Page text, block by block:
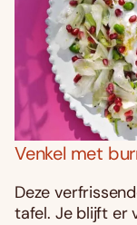
Venkel met
Deze
tafel. Je blijft er